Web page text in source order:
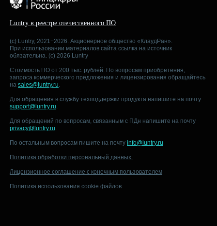
Luntry в реестре отечественного ПО
(c) Luntry, 2021−2026. Акционерное общество «КлаудРан».
При использовании материалов сайта ссылка на источник
обязательна. (c) 2026 Luntry
Стоимость ПО от 200 тыс. рублей. По вопросам приобретения,
запроса коммерческого предложения и лицензирования обращайтесь
на sales@luntry.ru.
Для обращения в службу техподдержки продукта напишите на почту
support@luntry.ru.
Для обращений по вопросам, связанным с ПДн напишите на почту
privacy@luntry.ru.
По остальным вопросам пишите на почту info@luntry.ru
Политика обработки персональный данных.
Лицензионное соглашение с конечным пользователем
Политика использования cookie файлов